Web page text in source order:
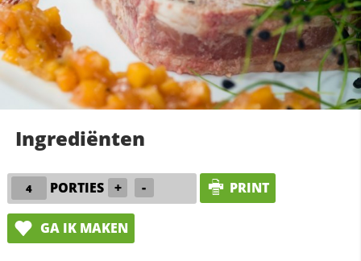
Ingrediënten
PORTIES + - PRINT
GA IK MAKEN